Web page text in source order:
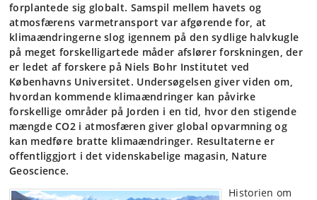
forplantede sig globalt. Samspil mellem havets og
atmosfærens varmetransport var afgørende for, at
klimaændringerne slog igennem på den sydlige halvkugle
på meget forskelligartede måder afslører forskningen, der
er ledet af forskere på Niels Bohr Institutet ved
Københavns Universitet. Undersøgelsen giver viden om,
hvordan kommende klimaændringer kan påvirke
forskellige områder på Jorden i en tid, hvor den stigende
mængde CO2 i atmosfæren giver global opvarmning og
kan medføre bratte klimaændringer. Resultaterne er
offentliggjort i det videnskabelige magasin, Nature
Geoscience.
Historien om